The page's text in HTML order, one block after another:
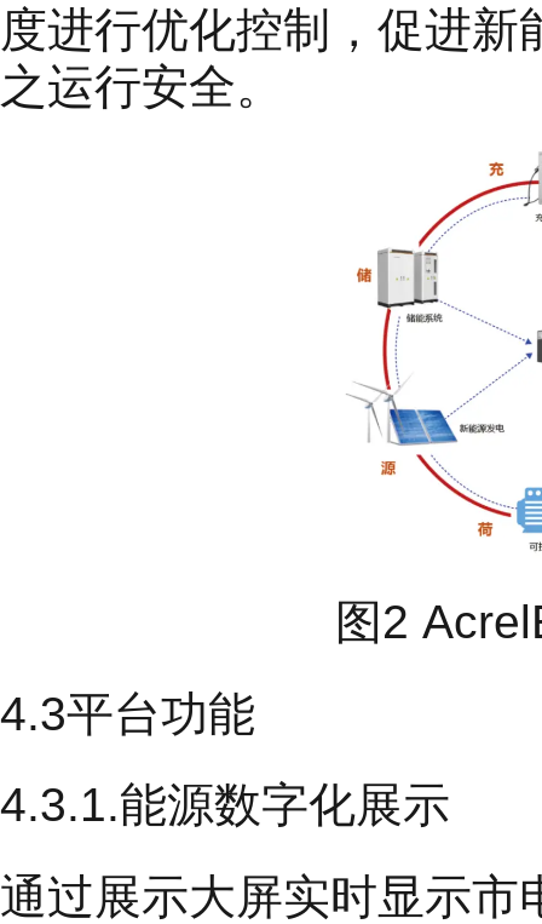
度进行优化控制，促进
之运行安全。
图2
4.3平台功能
4.3.1.能源数字化展示
通过展示大屏实时显示市